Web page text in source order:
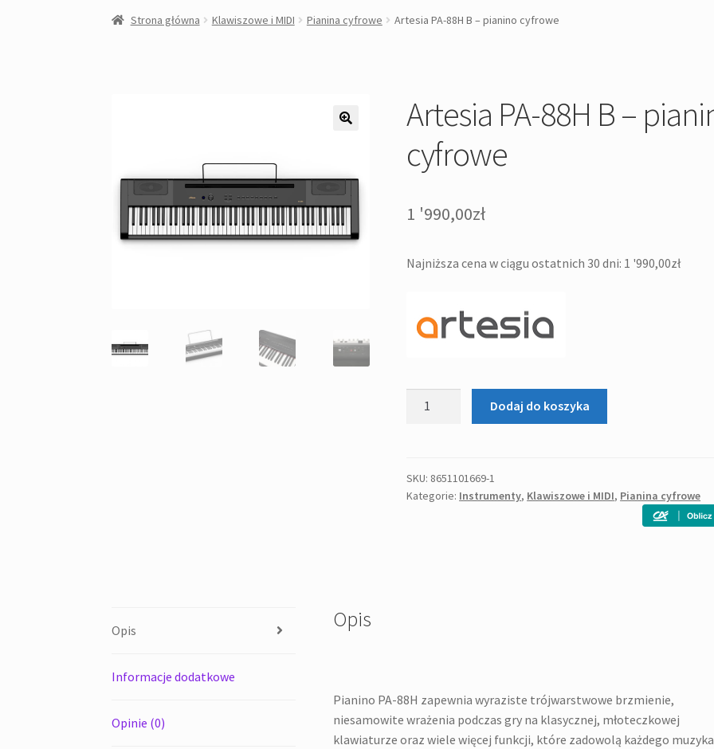
Strona główna Klawiszowe i MIDI Pianina cyfrowe Artesia PA-88H B – pianino cyfrowe
Artesia PA-88H B –
cyfrowe
1 '990,00zł
Najniższa cena w ciągu ostatnich 30 dni: 1 '990,00zł
B
-
Dodaj do koszyka
SKU: 8651101669-1
Kategorie: Instrumenty, Klawiszowe i MIDI, Pianina cyfrowe
Opis
Informacje dodatkowe
Opinie (0)
Opis
Pianino PA-88H zapewnia wyraziste trójwarstwowe brzmienie,
niesamowite wrażenia podczas gry na klasycznej, młoteczkowej
klawiaturze oraz wiele więcej funkcji, które zadowolą każdego